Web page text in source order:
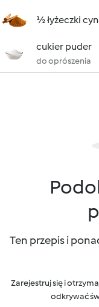
½ łyżeczki
cukier puder
do oprószenia
Ten przepis i
Zarejestruj się i
odkrywać